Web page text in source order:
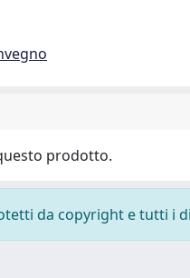
prodotto.
da copyright e tutti i